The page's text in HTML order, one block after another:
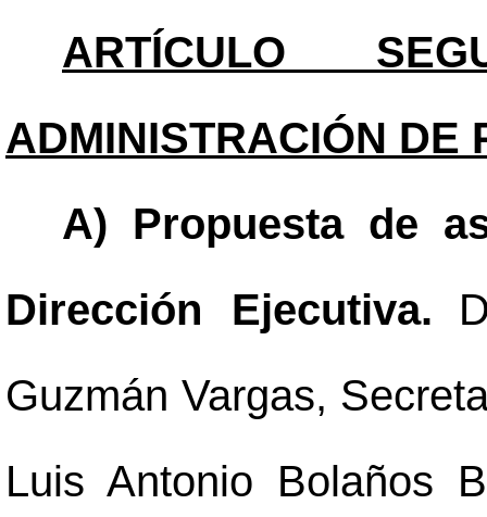
ARTÍCULO
ADMINISTRACIÓN DE
A) Propuesta de
Dirección Ejecutiva.
Guzmán Vargas,
Luis Antonio Bolaños